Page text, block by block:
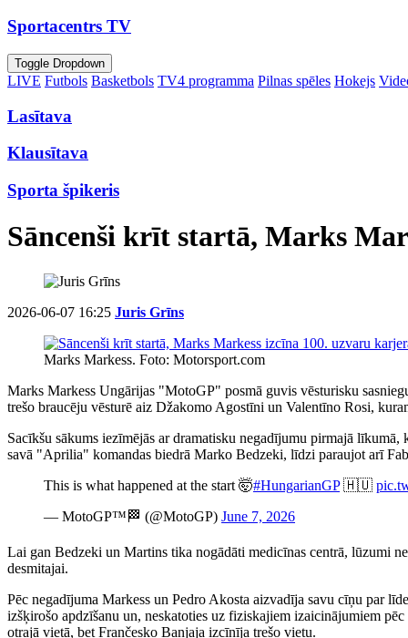
Sportacentrs TV
Toggle Dropdown
LIVE Futbols Basketbols TV4 programma Pilnas spēles Hokejs
Lasītava
Klausītava
Sporta špikeris
Sāncenši krīt startā, Marks
2026-06-07 16:25 Juris Grīns
Marks Markess. Foto: Motorsport.com
Marks Markess Ungārijas "MotoGP" posmā guvis vēsturisku
trešo braucēju vēsturē aiz Džakomo Agostīni un Valentīno Rosi,
Sacīkšu sākums iezīmējās ar dramatisku negadījumu pirmajā
savā "Aprilia" komandas biedrā Marko Bedzeki, līdzi paraujot arī
This is what happened at the start 🤯#HungarianGP🇭🇺
— MotoGP™🏁 (@MotoGP) June 7, 2026
Lai gan Bedzeki un Martins tika nogādāti medicīnas centrā, lūzumi
desmitajai.
Pēc negadījuma Markess un Pedro Akosta aizvadīja savu cīņu par
izšķirošo apdzīšanu un, neskatoties uz fiziskajiem izaicinājumiem
otrajā vietā, bet Frančesko Banjaja izcīnīja trešo vietu.